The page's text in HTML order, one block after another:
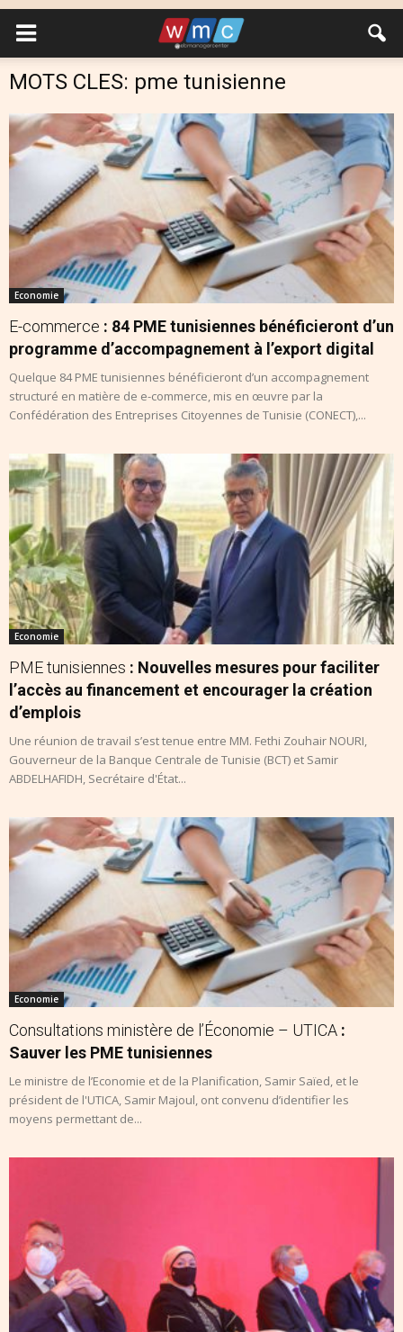
MOTS CLES: pme tunisienne
Economie
E-commerce : 84 PME tunisiennes bénéficieront d’un
programme d’accompagnement à l’export digital
Quelque 84 PME tunisiennes bénéficieront d’un accompagnement
structuré en matière de e-commerce, mis en œuvre par la
Confédération des Entreprises Citoyennes de Tunisie (CONECT),...
Economie
PME tunisiennes : Nouvelles mesures pour faciliter
l’accès au financement et encourager la création
d’emplois
Une réunion de travail s’est tenue entre MM. Fethi Zouhair NOURI,
Gouverneur de la Banque Centrale de Tunisie (BCT) et Samir
ABDELHAFIDH, Secrétaire d'État...
Economie
Consultations ministère de l’Économie – UTICA :
Sauver les PME tunisiennes
Le ministre de l’Economie et de la Planification, Samir Saïed, et le
président de l'UTICA, Samir Majoul, ont convenu d’identifier les
moyens permettant de...